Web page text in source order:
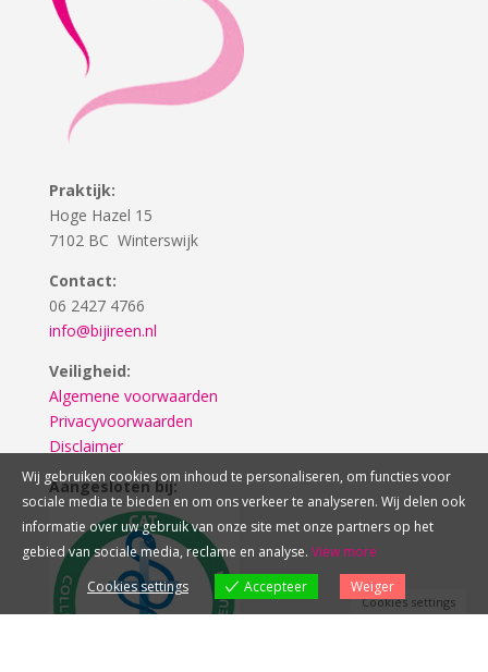
Praktijk:
Hoge Hazel 15
7102 BC Winterswijk
Contact:
06 2427 4766
info@bijireen.nl
Veiligheid:
Algemene voorwaarden
Privacyvoorwaarden
Disclaimer
Aangesloten bij:
Wij gebruiken cookies om inhoud te personaliseren, om functies voor
sociale media te bieden en om ons verkeer te analyseren. Wij delen ook
informatie over uw gebruik van onze site met onze partners op het
gebied van sociale media, reclame en analyse. View more
Cookies settings
Accepteer Weiger
Cookies settings